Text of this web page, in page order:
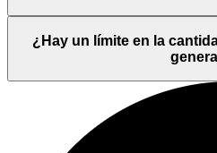
¿Hay un límite en la